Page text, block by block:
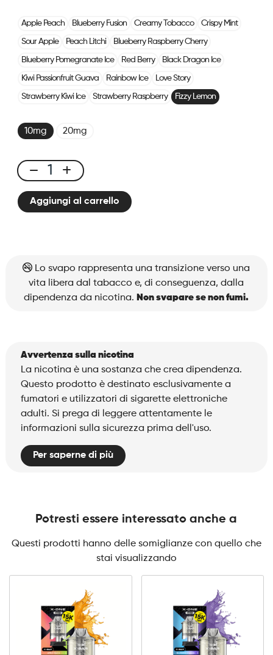
Apple Peach Blueberry Fusion Creamy Tobacco Crispy Mint
Sour Apple Peach Litchi Blueberry Raspberry Cherry
Blueberry Pomegranate Ice Red Berry Black Dragon Ice
Kiwi Passionfruit Guava Rainbow Ice Love Story
Strawberry Kiwi Ice Strawberry Raspberry Fizzy Lemon
10mg 20mg
X-
One
Pro
Lemon
quantità
Aggiungi al carrello
Lo svapo rappresenta una transizione verso una
vita libera dal tabacco e, di conseguenza, dalla
dipendenza da nicotina. Non svapare se non fumi.
Avvertenza sulla nicotina
La nicotina è una sostanza che crea dipendenza.
Questo prodotto è destinato esclusivamente a
fumatori e utilizzatori di sigarette elettroniche
adulti. Si prega di leggere attentamente le
informazioni sulla sicurezza prima dell'uso.
Per saperne di più
Potresti essere interessato anche a
Questi prodotti hanno delle somiglianze con quello che
stai visualizzando